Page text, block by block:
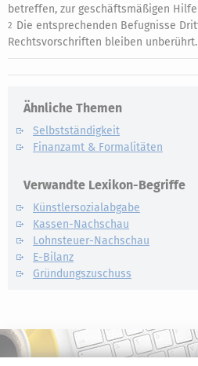
betreffen, zur geschäftsmäßigen
2 Die entsprechenden Befugnisse
Rechtsvorschriften bleiben unberührt.
Ähnliche Themen
Selbstständigkeit
Finanzamt & Formalitäten
Verwandte Lexikon-Begriffe
Künstlersozialabgabe
Kassen-Nachschau
Lohnsteuer-Nachschau
E-Bilanz
Gründungszuschuss